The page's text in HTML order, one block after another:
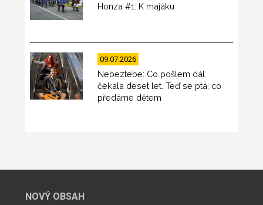
Honza #1: K majáku
09.07.2026
Nebeztebe: Co pošlem dál
čekala deset let. Teď se ptá, co
předáme dětem
NOVÝ OBSAH